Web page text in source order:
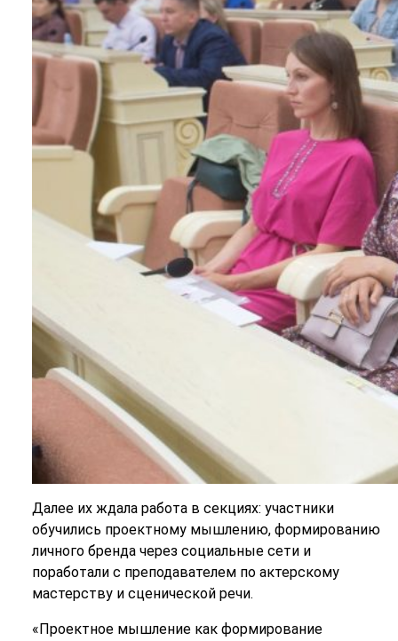
Далее их ждала работа в секциях: участники
обучились проектному мышлению, формированию
личного бренда через социальные сети и
поработали с преподавателем по актерскому
мастерству и сценической речи.
«Проектное мышление как формирование